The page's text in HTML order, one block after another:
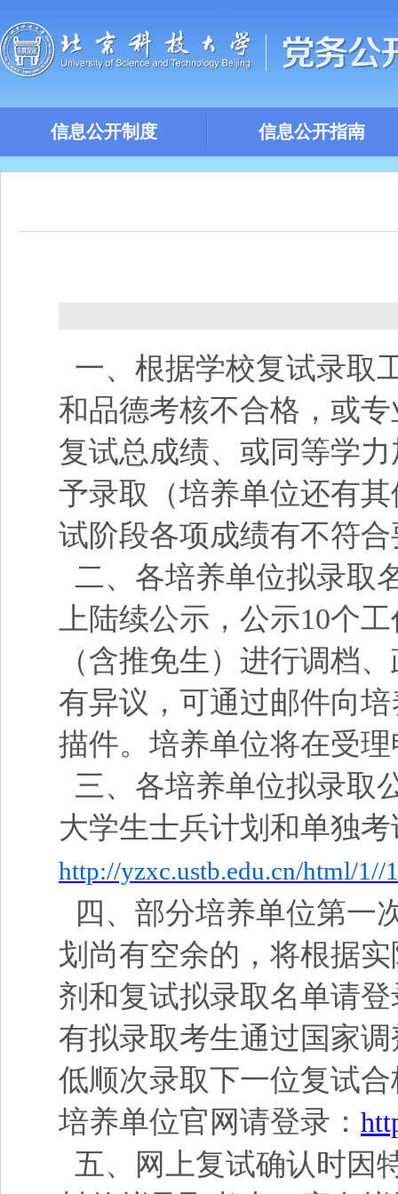
信息公开制度 信息公开指南
一、根据学校复试录取
和品德考核不合格，或
复试总成绩、或同等学
予录取（培养单位还有
试阶段各项成绩有不符
二、各培养单位拟录取
上陆续公示，公示10个
（含推免生）进行调档
有异议，可通过邮件向
描件。培养单位将在受
三、各培养单位拟录取
大学生士兵计划和单独
http://yzxc.ustb.edu.cn/html/1//
四、部分培养单位第一
划尚有空余的，将根据
剂和复试拟录取名单请
有拟录取考生通过国家
低顺次录取下一位复试
培养单位官网请登录：
五、网上复试确认时因